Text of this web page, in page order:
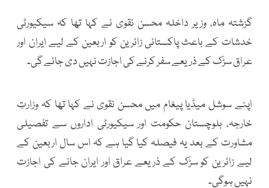
گزشتہ ماہ، وزیر داخلہ محسن نقوی نے کہا تھا کہ سیکیورٹی
خدشات کے باعث پاکستانی زائرین کو اربعین کے لیے ایران اور
عراق سڑک کے ذریعے سفر کرنے کی اجازت نہیں دی جائے گی۔
اپنے سوشل میڈیا پیغام میں محسن نقوی نے کہا تھا کہ وزارتِ
خارجہ، بلوچستان حکومت اور سیکیورٹی اداروں سے تفصیلی
مشاورت کے بعد یہ فیصلہ کیا گیا ہے کہ اس سال اربعین کے
لیے زائرین کو سڑک کے ذریعے عراق اور ایران جانے کی اجازت
نہیں ہوگی۔